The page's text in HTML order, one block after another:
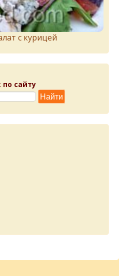
с курицей
по сайту